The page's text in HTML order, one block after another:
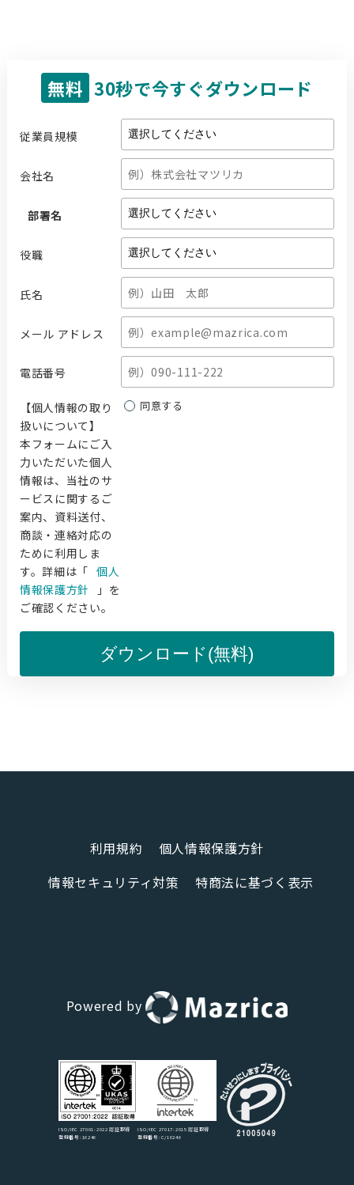
無料 30秒で今すぐダウンロード
従業員規模
会社名
部署名
役職
氏名
メール アドレス
電話番号
【個人情報の取り
扱いについて】
本フォームにご入
力いただいた個人
情報は、当社のサ
ービスに関するご
案内、資料送付、
商談・連絡対応の
ために利用しま
す。詳細は「 個人
情報保護方針
」を
ご確認ください。
同意する
ダウンロード(無料)
利用規約
個人情報保護方針
情報セキュリティ対策
特商法に基づく表示
Powered by
ISO/IEC 27001:2022 認証取得
登録番号:16246
ISO/IEC 27017:2015 認証取得
登録番号:C/16246